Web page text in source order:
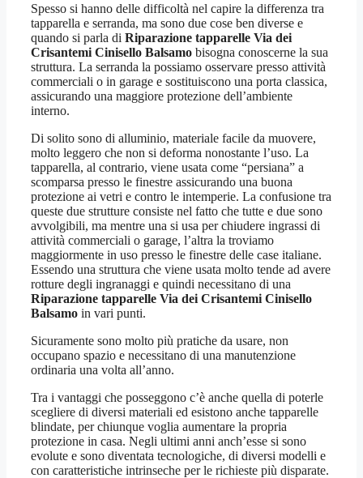
Spesso si hanno delle difficoltà nel capire la differenza tra
tapparella e serranda, ma sono due cose ben diverse e
quando si parla di Riparazione tapparelle Via dei
Crisantemi Cinisello Balsamo bisogna conoscerne la sua
struttura. La serranda la possiamo osservare presso attività
commerciali o in garage e sostituiscono una porta classica,
assicurando una maggiore protezione dell’ambiente
interno.
Di solito sono di alluminio, materiale facile da muovere,
molto leggero che non si deforma nonostante l’uso. La
tapparella, al contrario, viene usata come “persiana” a
scomparsa presso le finestre assicurando una buona
protezione ai vetri e contro le intemperie. La confusione tra
queste due strutture consiste nel fatto che tutte e due sono
avvolgibili, ma mentre una si usa per chiudere ingrassi di
attività commerciali o garage, l’altra la troviamo
maggiormente in uso presso le finestre delle case italiane.
Essendo una struttura che viene usata molto tende ad avere
rotture degli ingranaggi e quindi necessitano di una
Riparazione tapparelle Via dei Crisantemi Cinisello
Balsamo in vari punti.
Sicuramente sono molto più pratiche da usare, non
occupano spazio e necessitano di una manutenzione
ordinaria una volta all’anno.
Tra i vantaggi che posseggono c’è anche quella di poterle
scegliere di diversi materiali ed esistono anche tapparelle
blindate, per chiunque voglia aumentare la propria
protezione in casa. Negli ultimi anni anch’esse si sono
evolute e sono diventata tecnologiche, di diversi modelli e
con caratteristiche intrinseche per le richieste più disparate.